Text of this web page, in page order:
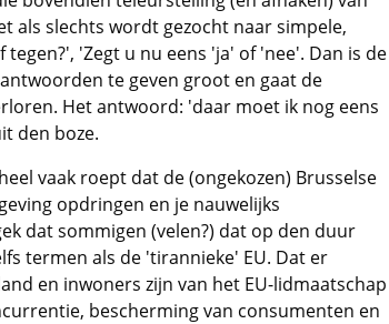
als slechts wordt gezocht naar simpele,
'Zegt u nu eens 'ja' of 'nee'. Dan is de
te geven groot en gaat de
Het antwoord: 'daar moet ik nog eens
den boze.
vaak roept dat de (ongekozen) Brusselse
opdringen en je nauwelijks
dat sommigen (velen?) dat op den duur
termen als de 'tirannieke' EU. Dat er
en inwoners zijn van het EU-lidmaatschap
bescherming van consumenten en